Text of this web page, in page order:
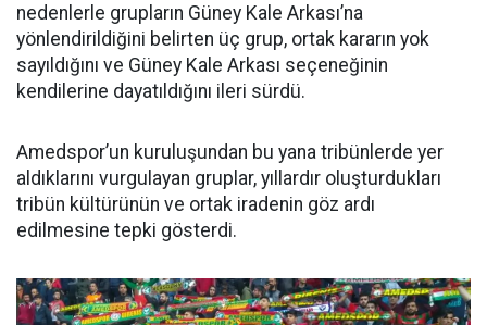
nedenlerle grupların Güney Kale Arkası’na
yönlendirildiğini belirten üç grup, ortak kararın yok
sayıldığını ve Güney Kale Arkası seçeneğinin
kendilerine dayatıldığını ileri sürdü.
Amedspor’un kuruluşundan bu yana tribünlerde yer
aldıklarını vurgulayan gruplar, yıllardır oluşturdukları
tribün kültürünün ve ortak iradenin göz ardı
edilmesine tepki gösterdi.